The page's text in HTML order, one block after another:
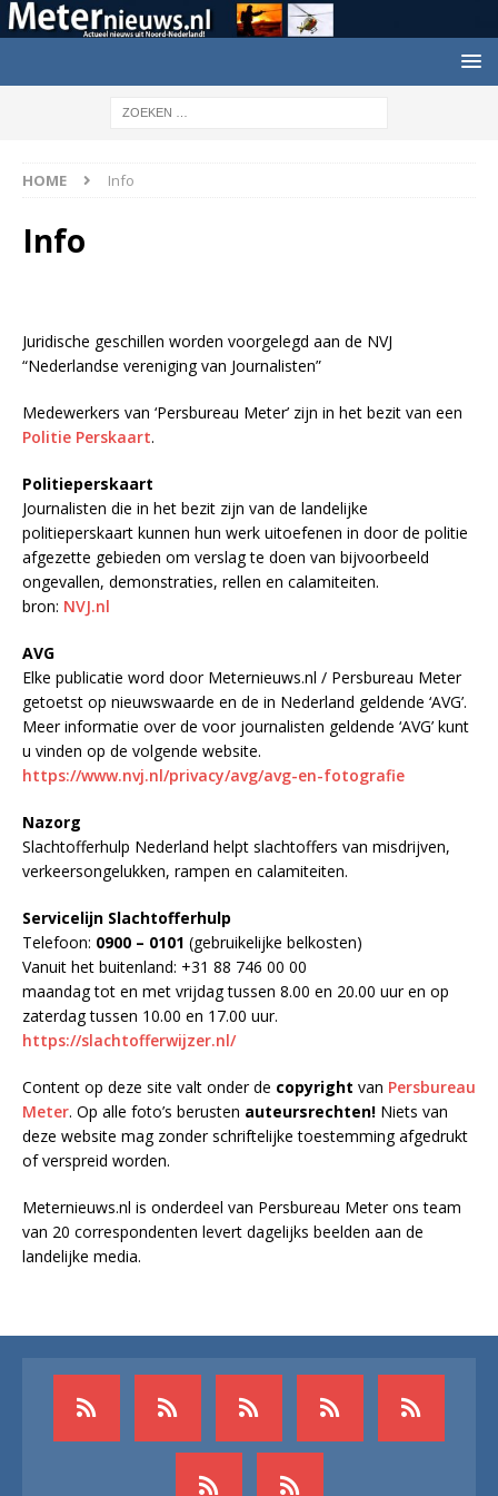
HOME Info
Info
Juridische geschillen worden voorgelegd aan de NVJ
“Nederlandse vereniging van Journalisten”
Medewerkers van ‘Persbureau Meter’ zijn in het bezit van een
Politie Perskaart.
Politieperskaart
Journalisten die in het bezit zijn van de landelijke
politieperskaart kunnen hun werk uitoefenen in door de politie
afgezette gebieden om verslag te doen van bijvoorbeeld
ongevallen, demonstraties, rellen en calamiteiten.
bron: NVJ.nl
AVG
Elke publicatie word door Meternieuws.nl / Persbureau Meter
getoetst op nieuwswaarde en de in Nederland geldende ‘AVG’.
Meer informatie over de voor journalisten geldende ‘AVG’ kunt
u vinden op de volgende website.
https://www.nvj.nl/privacy/avg/avg-en-fotografie
Nazorg
Slachtofferhulp Nederland helpt slachtoffers van misdrijven,
verkeersongelukken, rampen en calamiteiten.
Servicelijn Slachtofferhulp
Telefoon: 0900 – 0101 (gebruikelijke belkosten)
Vanuit het buitenland: +31 88 746 00 00
maandag tot en met vrijdag tussen 8.00 en 20.00 uur en op
zaterdag tussen 10.00 en 17.00 uur.
https://slachtofferwijzer.nl/
Content op deze site valt onder de copyright van Persbureau
Meter. Op alle foto’s berusten auteursrechten! Niets van
deze website mag zonder schriftelijke toestemming afgedrukt
of verspreid worden.
Meternieuws.nl is onderdeel van Persbureau Meter ons team
van 20 correspondenten levert dagelijks beelden aan de
landelijke media.